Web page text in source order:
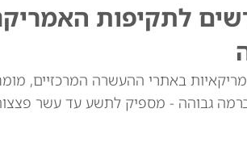
לתקיפות
גבוהה - מספיק לתשע עד עשר